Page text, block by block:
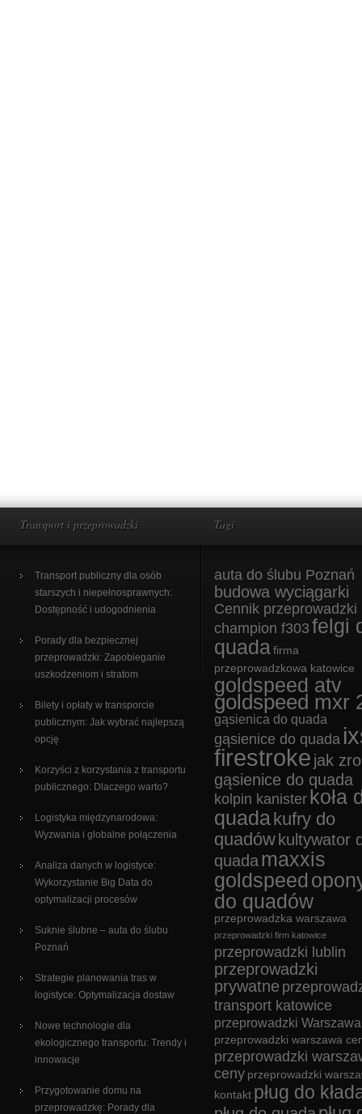
Transport i przeprowadzki
Transport publiczny dla osób
starszych i niepełnosprawnych:
Dostępność i udogodnienia
Porady dla bezpiecznej
przeprowadzki: Zapobieganie
uszkodzeniom i stratom
Bilety i opłaty w transporcie
publicznym: Jak wybrać najlepszą
opcję
Korzyści z korzystania z transportu
publicznego: Dlaczego warto?
Logistyka międzynarodowa:
Wyzwania i globalne połączenia
Analiza danych w logistyce:
Wykorzystanie Big Data do
optymalizacji procesów
Suknie ślubne – auta do ślubu
Poznań
Strategie planowania tras w
logistyce: Optymalizacja dostaw
Nowe technologie dla
ekologicznego transportu: Trendy i
innowacje
Przygotowanie domu na
przeprowadzkę: Porady dla
Tagi
auta do ślubu Poznań
budowa wyciągarki
Cennik przeprowadzki
champion f303 felgi
quada firma
przeprowadzkowa katowice
goldspeed atv
goldspeed mxr
gąsienica do quada
gąsienice do quada
firestroke jak
gąsienice do quada
kolpin kanister koła
quada kufry do
quadów kultywator
quada maxxis
goldspeed
do quadów
przeprowadzka warszawa
przeprowadzki firm katowice
przeprowadzki lublin
przeprowadzki
prywatne
transport katowice
przeprowadzki Warszawa
przeprowadzki warszawa
przeprowadzki
ceny przeprowadzki
kontakt pług do